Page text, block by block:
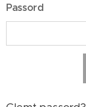
Passord